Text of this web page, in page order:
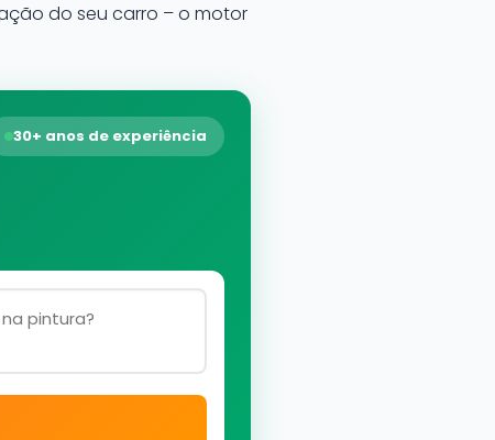
do seu carro – o motor
30+ anos de experiência